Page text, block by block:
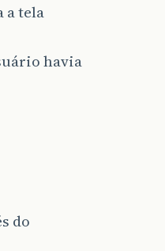
a tela
havia
do